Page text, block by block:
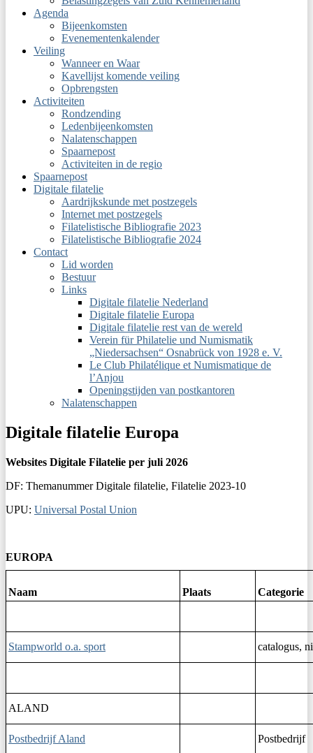
Agenda
Bijeenkomsten
Evenementenkalender
Veiling
Wanneer en Waar
Kavellijst komende veiling
Opbrengsten
Activiteiten
Rondzending
Ledenbijeenkomsten
Nalatenschappen
Spaarnepost
Activiteiten in de regio
Spaarnepost
Digitale filatelie
Aardrijkskunde met postzegels
Internet met postzegels
Filatelistische Bibliografie 2023
Filatelistische Bibliografie 2024
Contact
Lid worden
Bestuur
Links
Digitale filatelie Nederland
Digitale filatelie Europa
Digitale filatelie rest van de wereld
Verein für Philatelie und Numismatik
„Niedersachsen“ Osnabrück von 1928 e. V.
Le Club Philatélique et Numismatique de
l’Anjou
Openingstijden van postkantoren
Nalatenschappen
Digitale filatelie Europa
Websites Digitale Filatelie per juli 2026
DF: Themanummer Digitale filatelie, Filatelie 2023-10
UPU: Universal Postal Union
EUROPA
Naam Plaats Categorie
Stampworld o.a. sport catalogus,
ALAND
Postbedrijf Aland Postbedrijf